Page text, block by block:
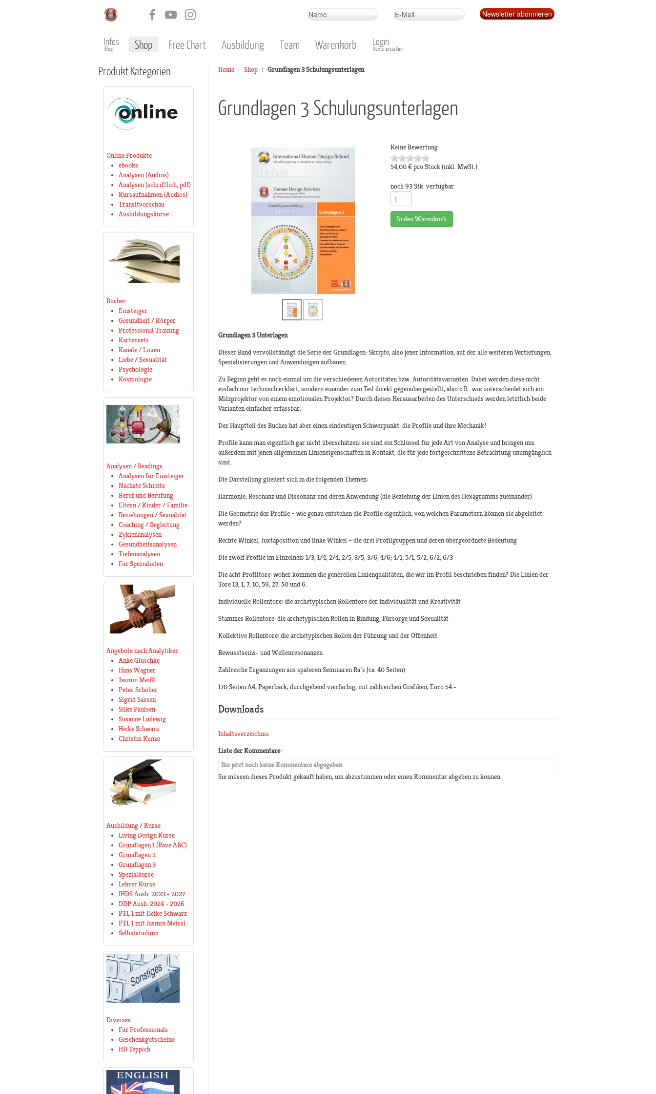
Infos
Blog Shop Free Chart Ausbildung Team Warenkorb Login
Konto erstellen
Home Shop Grundlagen 3 Schulungsunterlagen
Grundlagen 3 Schulungsunterlagen
Keine Bewertung
54,00 € pro Stück(inkl. MwSt.)
noch 93 Stk. verfügbar
In den Warenkorb
Grundlagen 3 Unterlagen
Dieser Band vervollständigt die Serie der Grundlagen-Skripte, also jener Information, auf der alle weiteren Vertiefungen,
Spezialisierungen und Anwendungen aufbauen.
Zu Beginn geht es noch einmal um die verschiedenen Autoritäten bzw. Autoritätsvarianten. Dabei werden diese nicht
einfach nur technisch erklärt, sondern einander zum Teil direkt gegenübergestellt, also z.B.: wie unterscheidet sich ein
Milzprojektor von einem emotionalen Projektor? Durch dieses Herausarbeiten des Unterschieds werden letztlich beide
Varianten einfacher erfassbar.
Der Hauptteil des Buches hat aber einen eindeutigen Schwerpunkt: die Profile und ihre Mechanik!
Profile kann man eigentlich gar nicht überschätzen: sie sind ein Schlüssel für jede Art von Analyse und bringen uns
außerdem mit jenen allgemeinen Linieneigenschaften in Kontakt, die für jede fortgeschrittene Betrachtung unumgänglich
sind.
Die Darstellung gliedert sich in die folgenden Themen:
Harmonie, Resonanz und Dissonanz und deren Anwendung (die Beziehung der Linien des Hexagramms zueinander)
Die Geometrie der Profile – wie genau entstehen die Profile eigentlich, von welchen Parametern können sie abgeleitet
werden?
Rechte Winkel, Juxtaposition und linke Winkel – die drei Profilgruppen und deren übergeordnete Bedeutung
Die zwölf Profile im Einzelnen: 1/3, 1/4, 2/4, 2/5, 3/5, 3/6, 4/6; 4/1; 5/1, 5/2, 6/2, 6/3
Die acht Profiltore: woher kommen die generellen Linienqualitäten, die wir im Profil beschrieben finden? Die Linien der
Tore 13, 1, 7, 10, 59, 27, 50 und 6.
Individuelle Rollentore: die archetypischen Rollentore der Individualität und Kreativität
Stammes Rollentore: die archetypischen Rollen in Bindung, Fürsorge und Sexualität
Kollektive Rollentore: die archetypischen Rollen der Führung und der Offenheit
Bewusstseins- und Wellenresonanzen
Zahlreiche Ergänzungen aus späteren Seminaren Ra´s (ca. 40 Seiten)
170 Seiten A4, Paperback, durchgehend vierfarbig, mit zahlreichen Grafiken, Euro 54.-
Downloads
Inhaltsverzeichnis
Liste der Kommentare:
Bis jetzt noch keine Kommentare abgegeben
Sie müssen dieses Produkt gekauft haben, um abzustimmen oder einen Kommentar abgeben zu können.
ProduktKategorien
Online Produkte
ebooks
Analysen (Audios)
Analysen (schriftlich, pdf)
Kursaufnahmen (Audios)
Transitvorschau
Ausbildungskurse
Bücher
Einsteiger
Gesundheit / Körper
Professional Training
Kartensets
Kanäle / Linien
Liebe / Sexualität
Psychologie
Kosmologie
Analysen / Readings
Analysen für Einsteiger
Nächste Schritte
Beruf und Berufung
Eltern / Kinder / Familie
Beziehungen / Sexualität
Coaching / Begleitung
Zyklenanalysen
Gesundheitsanalysen
Tiefenanalysen
Für Spezialisten
Angebote nach Analytiker
Anke Gluschke
Hans Wagner
Jasmin Meißl
Peter Schöber
Sigrid Sassen
Silke Paulsen
Susanne Ludewig
Heike Schwarz
Christin Kunze
Ausbildung / Kurse
Living Design Kurse
Grundlagen 1 (Rave ABC)
Grundlagen 2
Grundlagen 3
Spezialkurse
Lehrer Kurse
IHDS Ausb. 2023 - 2027
DDP Ausb. 2024 - 2026
PTL 1 mit Heike Schwarz
PTL 1 mit Jasmin Meissl
Selbststudium
Diverses
Für Professionals
Geschenkgutscheine
HD Teppich